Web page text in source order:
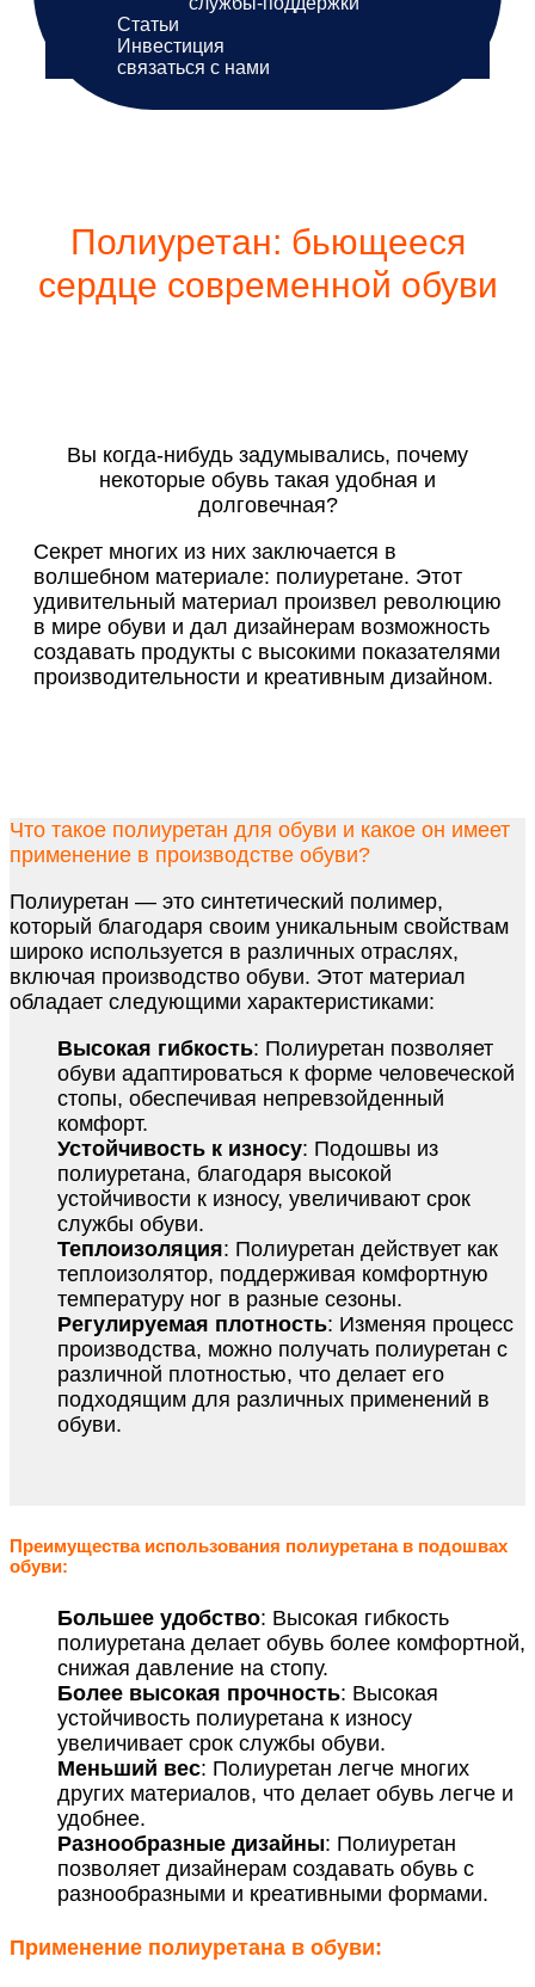
Статьи
Инвестиция
связаться с нами
Полиуретан: бьющееся
сердце современной обуви
Вы когда-нибудь задумывались, почему
некоторые обувь такая удобная и
долговечная?
Секрет многих из них заключается в
волшебном материале: полиуретане. Этот
удивительный материал произвел революцию
в мире обуви и дал дизайнерам возможность
создавать продукты с высокими показателями
производительности и креативным дизайном.
Что такое полиуретан для обуви и какое он имеет
применение в производстве обуви?
Полиуретан — это синтетический полимер,
который благодаря своим уникальным свойствам
широко используется в различных отраслях,
включая производство обуви. Этот материал
обладает следующими характеристиками:
Высокая гибкость: Полиуретан позволяет
обуви адаптироваться к форме человеческой
стопы, обеспечивая непревзойденный
комфорт.
Устойчивость к износу: Подошвы из
полиуретана, благодаря высокой
устойчивости к износу, увеличивают срок
службы обуви.
Теплоизоляция: Полиуретан действует как
теплоизолятор, поддерживая комфортную
температуру ног в разные сезоны.
Регулируемая плотность: Изменяя процесс
производства, можно получать полиуретан с
различной плотностью, что делает его
подходящим для различных применений в
обуви.
Преимущества использования полиуретана в подошвах
обуви:
Большее удобство: Высокая гибкость
полиуретана делает обувь более комфортной,
снижая давление на стопу.
Более высокая прочность: Высокая
устойчивость полиуретана к износу
увеличивает срок службы обуви.
Меньший вес: Полиуретан легче многих
других материалов, что делает обувь легче и
удобнее.
Разнообразные дизайны: Полиуретан
позволяет дизайнерам создавать обувь с
разнообразными и креативными формами.
Применение полиуретана в обуви: